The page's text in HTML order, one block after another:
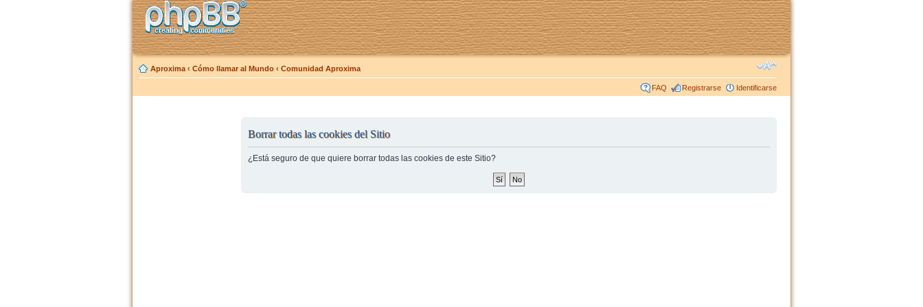
Aproxima ‹ Cómo llamar al Mundo ‹ Comunidad Aproxima
FAQ Registrarse Identificarse
Borrar todas las cookies del Sitio
¿Está seguro de que quiere borrar todas las cookies de este Sitio?